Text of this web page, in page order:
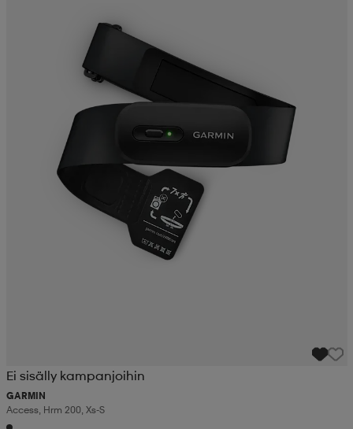
Ei sisälly kampanjoihin
GARMIN
Access, Hrm 200, Xs-S